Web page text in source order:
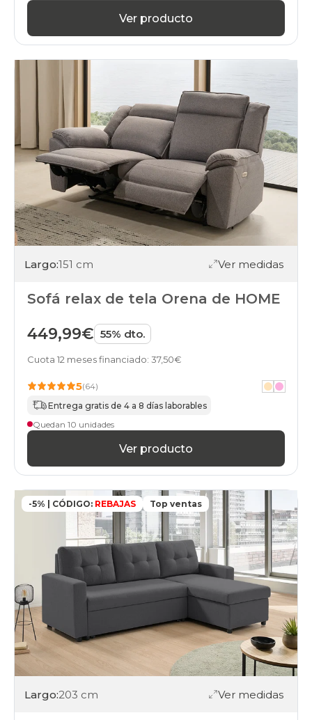
Ver producto
Largo:151 cm Ver medidas
Sofá relax de tela Orena de HOME
449,99€ 55% dto.
Cuota 12 meses financiado: 37,50€
5(64)
Entrega gratis de 4 a 8 días laborables
Quedan 10 unidades
Ver producto
-5% | CÓDIGO: REBAJAS Top ventas
Largo:203 cm Ver medidas